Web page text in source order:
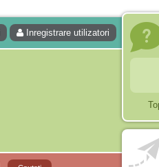
Inregistrare utilizatori